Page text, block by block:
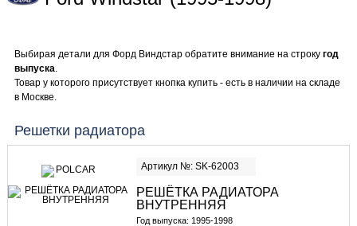
Выбирая детали для Форд Виндстар обратите внимание на строку год
выпуска.
Товар у которого присутствует кнопка купить - есть в наличии на складе
в Москве.
Решетки радиатора
Артикул №: SK-62003
РЕШЁТКА РАДИАТОРА
ВНУТРЕННЯЯ
Год выпуска: 1995-1998